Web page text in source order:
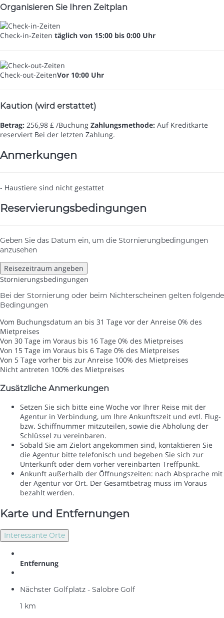
Organisieren Sie Ihren Zeitplan
Check-in-Zeiten täglich von 15:00 bis 0:00 Uhr
Check-out-ZeitenVor 10:00 Uhr
Kaution (wird erstattet)
Betrag: 256,98 £ /Buchung Zahlungsmethode: Auf Kreditkarte
reserviert Bei der letzten Zahlung.
Anmerkungen
- Haustiere sind nicht gestattet
Reservierungsbedingungen
Geben Sie das Datum ein, um die Stornierungbedingungen
anzusehen
Reisezeitraum angeben
Stornierungsbedingungen
Bei der Stornierung oder beim Nichterscheinen gelten folgende
Bedingungen
Vom Buchungsdatum an bis 31 Tage vor der Anreise 0% des
Mietpreises
Von 30 Tage im Voraus bis 16 Tage 0% des Mietpreises
Von 15 Tage im Voraus bis 6 Tage 0% des Mietpreises
Von 5 Tage vorher bis zur Anreise 100% des Mietpreises
Nicht antreten 100% des Mietpreises
Zusätzliche Anmerkungen
Setzen Sie sich bitte eine Woche vor Ihrer Reise mit der
Agentur in Verbindung, um Ihre Ankunftszeit und evtl. Flug-
bzw. Schiffnummer mitzuteilen, sowie die Abholung der
Schlüssel zu vereinbaren.
Sobald Sie am Zielort angekommen sind, kontaktieren Sie
die Agentur bitte telefonisch und begeben Sie sich zur
Unterkunft oder dem vorher vereinbarten Treffpunkt.
Ankunft außerhalb der Öffnungszeiten: nach Absprache mit
der Agentur vor Ort. Der Gesamtbetrag muss im Voraus
bezahlt werden.
Karte und Entfernungen
Interessante Orte
Entfernung
Nächster Golfplatz - Salobre Golf
1 km